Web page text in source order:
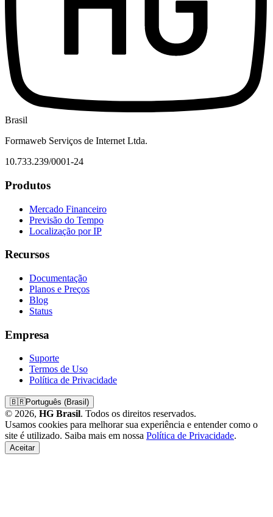
Brasil
Formaweb Serviços de Internet Ltda.
10.733.239/0001-24
Produtos
Mercado Financeiro
Previsão do Tempo
Localização por IP
Recursos
Documentação
Planos e Preços
Blog
Status
Empresa
Suporte
Termos de Uso
Política de Privacidade
🇧🇷Português (Brasil)
© 2026, HG Brasil. Todos os direitos reservados.
Usamos cookies para melhorar sua experiência e entender como o
site é utilizado. Saiba mais em nossa Política de Privacidade.
Aceitar